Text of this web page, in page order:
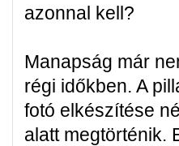
azonnal kell?
Manapság már
régi időkben. A
fotó elkészítése
alatt megtörténik.